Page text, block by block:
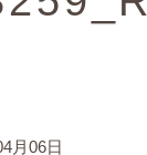
月06日